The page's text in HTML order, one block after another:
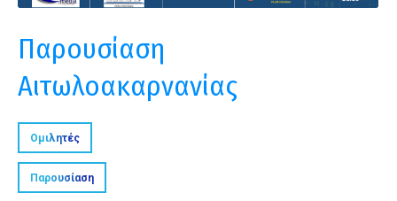
Παρουσίαση
Αιτωλοακαρνανίας
Ομιλητές
Παρουσίαση